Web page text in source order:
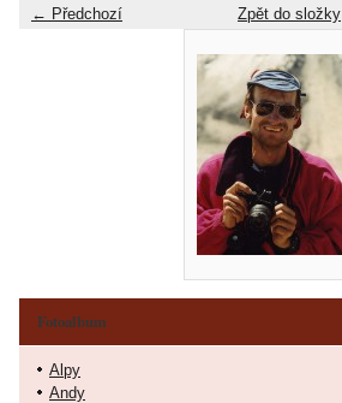
← Předchozí Zpět do složky
Fotoalbum
Alpy
Andy